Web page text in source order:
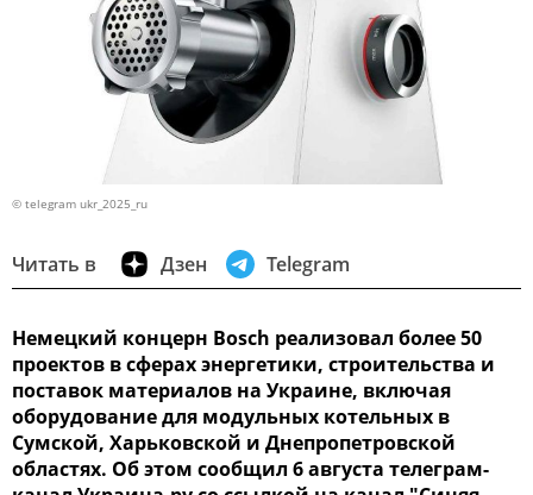
© telegram ukr_2025_ru
Читать в Дзен Telegram
Немецкий концерн Bosch реализовал более 50
проектов в сферах энергетики, строительства и
поставок материалов на Украине, включая
оборудование для модульных котельных в
Сумской, Харьковской и Днепропетровской
областях. Об этом сообщил 6 августа телеграм-